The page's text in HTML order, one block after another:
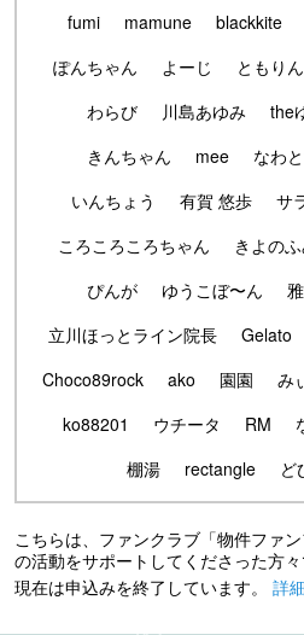
fumi
mamune blackkite
ぽんちゃん
よーじ ともりん
わらび
川島あゆみ the
きんちゃん
mee なわ
いんちょう
有賀 悠歩
サ
ころころころちゃん
きよの
ぴんが
ゆうこぼ〜ん
立川ほっとライン院長
Gelato
Choco89rock
ako 園園 み
ko88201
ウチータ RM
棚湯
rectangle ど
こちらは、ファンクラブ「物件ファ
の活動をサポートしてくださった方々
現在は申込みを終了しています。 詳